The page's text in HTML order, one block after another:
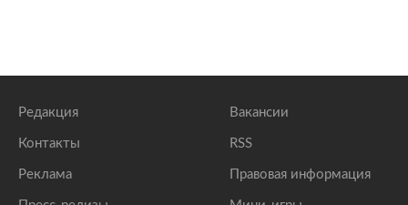
Редакция
Контакты
Реклама
Вакансии
RSS
Правовая информация